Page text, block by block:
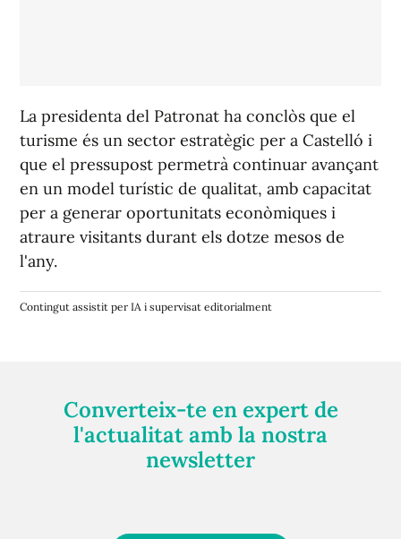
La presidenta del Patronat ha conclòs que el
turisme és un sector estratègic per a Castelló i
que el pressupost permetrà continuar avançant
en un model turístic de qualitat, amb capacitat
per a generar oportunitats econòmiques i
atraure visitants durant els dotze mesos de
l'any.
Contingut assistit per IA i supervisat editorialment
Converteix-te en expert de
l'actualitat amb la nostra
newsletter